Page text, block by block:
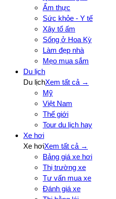
Ẩm thực
Sức khỏe - Y tế
Xây tổ ấm
Sống ở Hoa Kỳ
Làm đẹp nhà
Mẹo mua sắm
Du lịch
Du lịchXem tất cả →
Mỹ
Việt Nam
Thế giới
Tour du lịch hay
Xe hơi
Xe hơiXem tất cả →
Bảng giá xe hơi
Thị trường xe
Tư vấn mua xe
Đánh giá xe